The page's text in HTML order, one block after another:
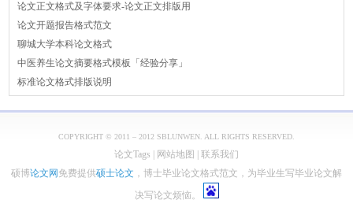
论文正文格式及字体要求-论文正文排版用
论文开题报告格式范文
聊城大学本科论文格式
中医养生论文摘要格式模板「经验分享」
标准论文格式排版说明
COPYRIGHT © 2011 – 2012 SBLUNWEN. ALL RIGHTS RESERVED.
论文Tags 网站地图
联系我们
硕博论文网 免费提供硕士论文 ，博士毕业论文格式范文，为毕业生写毕业论文解
决写论文烦恼。